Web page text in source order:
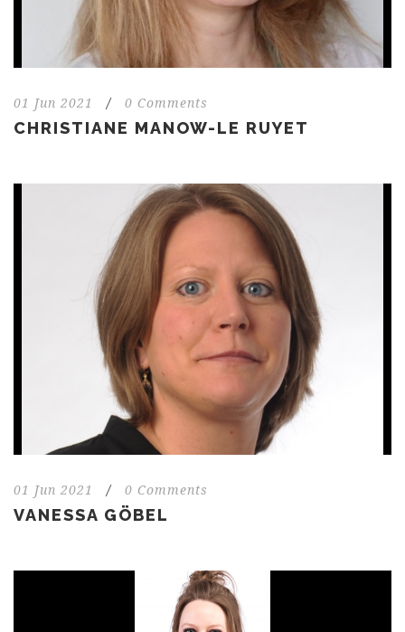
01 Jun 2021 / 0 Comments
CHRISTIANE MANOW-LE RUYET
01 Jun 2021 / 0 Comments
VANESSA GÖBEL